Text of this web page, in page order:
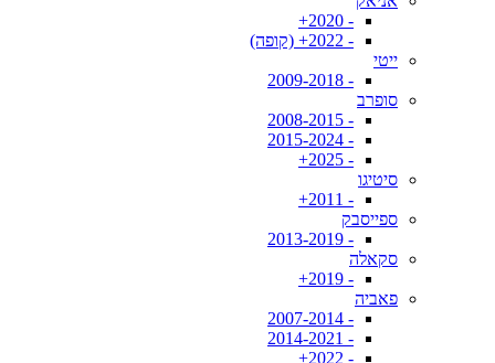
- 2020+
- 2022+ (קופה)
ייטי
- 2009-2018
סופרב
- 2008-2015
- 2015-2024
- 2025+
סיטיגו
- 2011+
ספייסבק
- 2013-2019
סקאלה
- 2019+
פאביה
- 2007-2014
- 2014-2021
- 2022+